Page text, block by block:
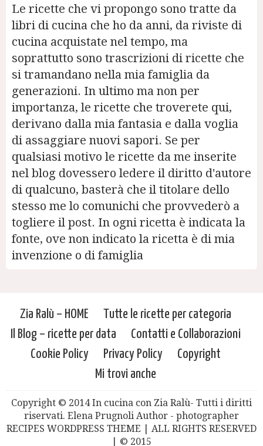
Le ricette che vi propongo sono tratte da
libri di cucina che ho da anni, da riviste di
cucina acquistate nel tempo, ma
soprattutto sono trascrizioni di ricette che
si tramandano nella mia famiglia da
generazioni. In ultimo ma non per
importanza, le ricette che troverete qui,
derivano dalla mia fantasia e dalla voglia
di assaggiare nuovi sapori. Se per
qualsiasi motivo le ricette da me inserite
nel blog dovessero ledere il diritto d'autore
di qualcuno, basterà che il titolare dello
stesso me lo comunichi che provvederò a
togliere il post. In ogni ricetta è indicata la
fonte, ove non indicato la ricetta è di mia
invenzione o di famiglia
Zia Ralù – HOME
Tutte le ricette per categoria
Il Blog – ricette per data
Contatti e Collaborazioni
Cookie Policy
Privacy Policy
Copyright
Mi trovi anche
Copyright © 2014 In cucina con Zia Ralù- Tutti i diritti
riservati. Elena Prugnoli Author - photographer
RECIPES WORDPRESS THEME | ALL RIGHTS RESERVED
| © 2015